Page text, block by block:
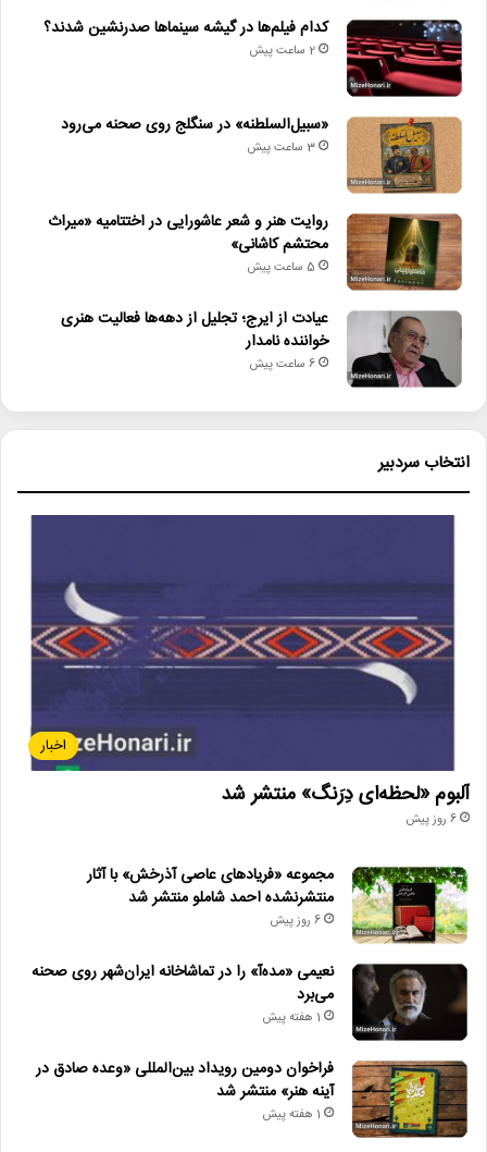
لینک خبر
دیگر خبرها
• نگاه هفته
• جلال آل‌احمد به قاب تلویزیون می‌آید
• کدام فیلم‌ها در گیشه سینماها صدرنشین شدند؟
• روایت هنر و شعر عاشورایی در اختتامیه «میراث محتشم کاشانی»
• عیادت از ایرج؛ تجلیل از دهه‌ها فعالیت هنری خواننده نامدار
• پیام وزیر فرهنگ به مناسبت روز خبرنگار
خانه کتاب و ادبیات ایران
روز قلم
علی رمضانی
ناصر خسرو
کدام فیلم‌ها در گیشه سینماها صدرنشین شدند؟
2 ساعت پیش
«سبیل‌السلطنه» در سنگلج روی صحنه می‌رود
3 ساعت پیش
روایت هنر و شعر عاشورایی در اختتامیه «میراث
محتشم کاشانی»
5 ساعت پیش
عیادت از ایرج؛ تجلیل از دهه‌ها فعالیت هنری
خواننده نامدار
6 ساعت پیش
انتخاب سردبیر
اخبار
آلبوم «لحظه‌ای دِرَنگ» منتشر شد
6 روز پیش
مجموعه «فریادهای عاصی آذرخش» با آثار
منتشرنشده احمد شاملو منتشر شد
6 روز پیش
نعیمی «مده‌آ» را در تماشاخانه ایران‌شهر روی صحنه
می‌برد
1 هفته پیش
فراخوان دومین رویداد بین‌المللی «وعده صادق در
آینه هنر» منتشر شد
1 هفته پیش